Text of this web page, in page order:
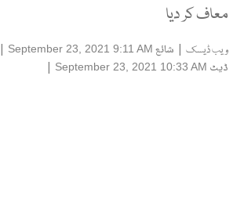
معاف کر دیا
ویب ڈیسک | شائع September 23, 2021 9:11 AM
|
ڈیٹ September 23, 2021 10:33 AM
|